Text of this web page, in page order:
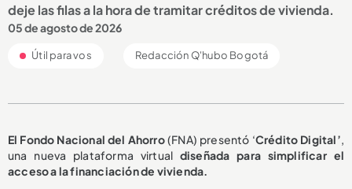
deje las filas a la hora de tramitar créditos de vivienda.
05 de agosto de 2026
Útil para vos Redacción Q'hubo Bogotá
El Fondo Nacional del Ahorro(FNA) presentó ‘Crédito Digital’,
una nueva plataforma virtual diseñada para simplificar el
acceso a la financiación de vivienda.